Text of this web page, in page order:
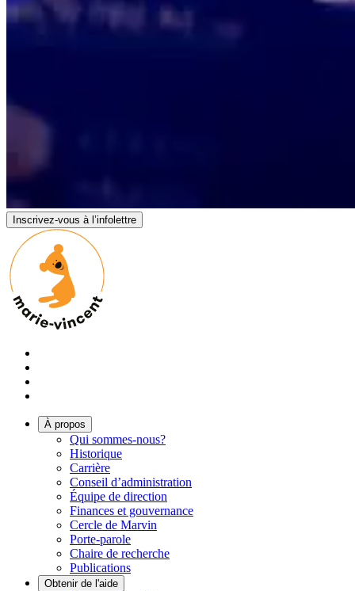
Inscrivez-vous à l’infolettre
À propos
Qui sommes-nous?
Historique
Carrière
Conseil d’administration
Équipe de direction
Finances et gouvernance
Cercle de Marvin
Porte-parole
Chaire de recherche
Publications
Obtenir de l'aide